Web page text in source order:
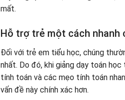
mất.
Hỗ trợ trẻ một cách nhanh
Đối với trẻ em tiểu học, chúng
nhất. Do đó, khi giảng dạy toán
tính toán và các mẹo tính toán
vấn đề này chính xác hơn.